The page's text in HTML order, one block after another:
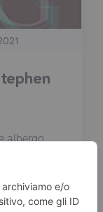
albergo
è
e
che
umana e